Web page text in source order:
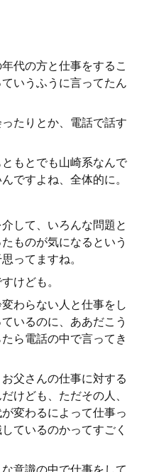
代の方と仕事をするこ
いうふうに言ってたん
たりとか、電話で話す
もとでも山崎系なんで
ですよね、全体的に。
して、いろんな問題と
ものが気になるという
ってますね。
けども。
わらない人と仕事をし
いるのに、ああだこう
ら電話の中で言ってき
父さんの仕事に対する
けども、ただその人、
変わるによって仕事っ
ているのかってすごく